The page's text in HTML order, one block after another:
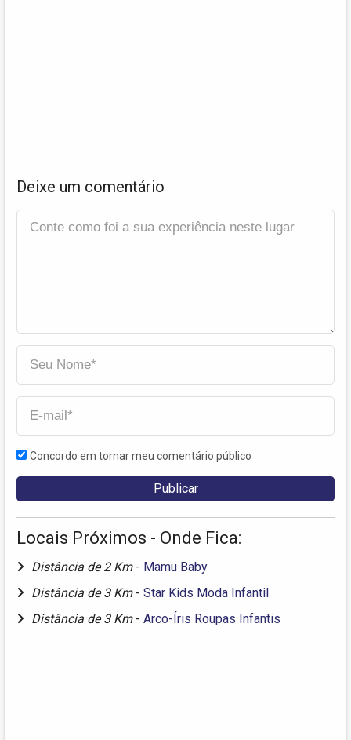
Deixe um comentário
Concordo em tornar meu comentário público
Locais Próximos - Onde Fica:
Distância de 2 Km - Mamu Baby
Distância de 3 Km - Star Kids Moda Infantil
Distância de 3 Km - Arco-Íris Roupas Infantis